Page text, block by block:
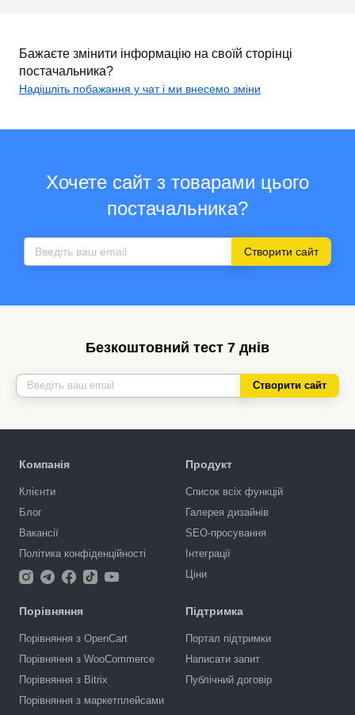
Бажаєте змінити інформацію на своїй сторінці
постачальника?
Надішліть побажання у чат і ми внесемо зміни
Хочете сайт з товарами цього
постачальника?
Створити сайт
Безкоштовний тест 7 днів
Створити сайт
Компанія
Клієнти
Блог
Вакансії
Політика конфіденційності
Продукт
Список всіх функцій
Галерея дизайнів
SEO-просування
Інтеграції
Ціни
Порівняння
Порівняння з OpenCart
Порівняння з WooCommerce
Порівняння з Bitrix
Порівняння з маркетплейсами
Підтримка
Портал підтримки
Написати запит
Публічний договір